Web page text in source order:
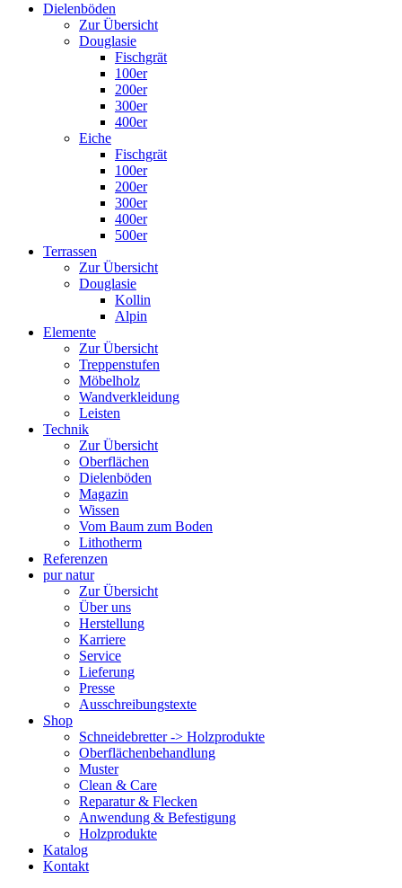
Dielenböden
Zur Übersicht
Douglasie
Fischgrät
100er
200er
300er
400er
Eiche
Fischgrät
100er
200er
300er
400er
500er
Terrassen
Zur Übersicht
Douglasie
Kollin
Alpin
Elemente
Zur Übersicht
Treppenstufen
Möbelholz
Wandverkleidung
Leisten
Technik
Zur Übersicht
Oberflächen
Dielenböden
Magazin
Wissen
Vom Baum zum Boden
Lithotherm
Referenzen
pur natur
Zur Übersicht
Über uns
Herstellung
Karriere
Service
Lieferung
Presse
Ausschreibungstexte
Shop
Schneidebretter -> Holzprodukte
Oberflächenbehandlung
Muster
Clean & Care
Reparatur & Flecken
Anwendung & Befestigung
Holzprodukte
Katalog
Kontakt